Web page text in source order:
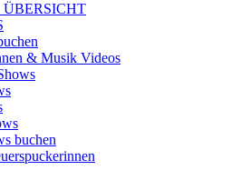
& Musik Videos
buchen